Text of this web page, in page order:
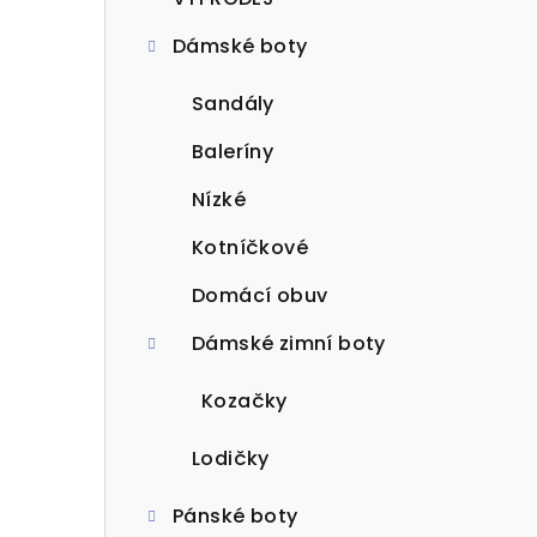
Dámské boty
Sandály
Baleríny
Nízké
Kotníčkové
Domácí obuv
Dámské zimní boty
Kozačky
Lodičky
Pánské boty